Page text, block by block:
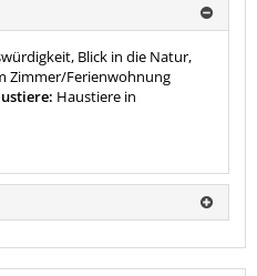
Blick in die Natur,
Zimmer/Ferienwohnung
Haustiere in